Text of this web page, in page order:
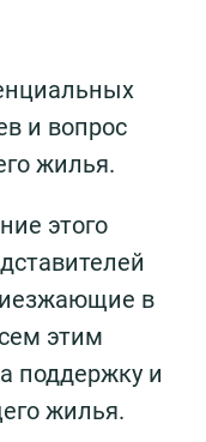
и вопрос
жилья.
этого
в
этим
поддержку и
жилья.